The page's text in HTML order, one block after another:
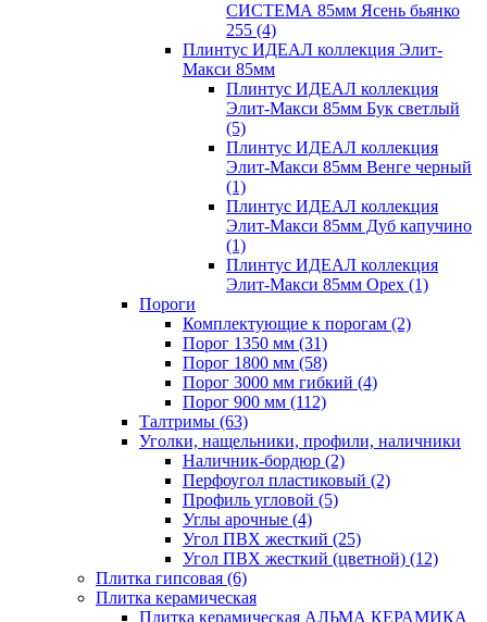
СИСТЕМА 85мм Ясень бьянко
255 (4)
Плинтус ИДЕАЛ коллекция Элит-
Макси 85мм
Плинтус ИДЕАЛ коллекция
Элит-Макси 85мм Бук светлый
(5)
Плинтус ИДЕАЛ коллекция
Элит-Макси 85мм Венге черный
(1)
Плинтус ИДЕАЛ коллекция
Элит-Макси 85мм Дуб капучино
(1)
Плинтус ИДЕАЛ коллекция
Элит-Макси 85мм Орех (1)
Пороги
Комплектующие к порогам (2)
Порог 1350 мм (31)
Порог 1800 мм (58)
Порог 3000 мм гибкий (4)
Порог 900 мм (112)
Талтримы (63)
Уголки, нащельники, профили, наличники
Наличник-бордюр (2)
Перфоугол пластиковый (2)
Профиль угловой (5)
Углы арочные (4)
Угол ПВХ жесткий (25)
Угол ПВХ жесткий (цветной) (12)
Плитка гипсовая (6)
Плитка керамическая
Плитка керамическая АЛЬМА КЕРАМИКА